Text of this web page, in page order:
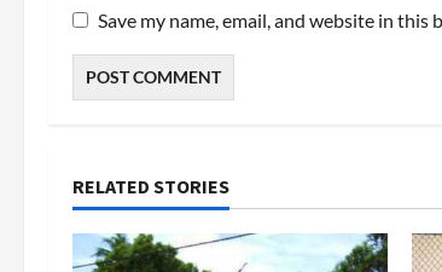
Save my name, email, and website in
RELATED STORIES